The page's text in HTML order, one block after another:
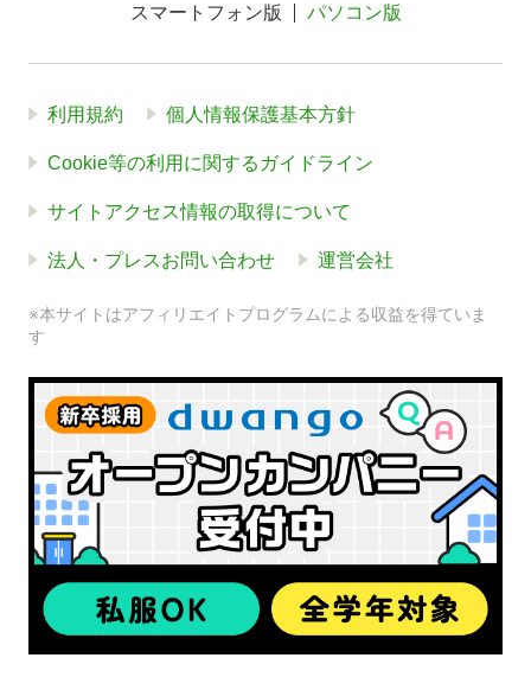
スマートフォン版 パソコン版
利用規約 個人情報保護基本方針
Cookie等の利用に関するガイドライン
サイトアクセス情報の取得について
法人・プレスお問い合わせ 運営会社
※本サイトはアフィリエイトプログラムによる収益を得ていま
す